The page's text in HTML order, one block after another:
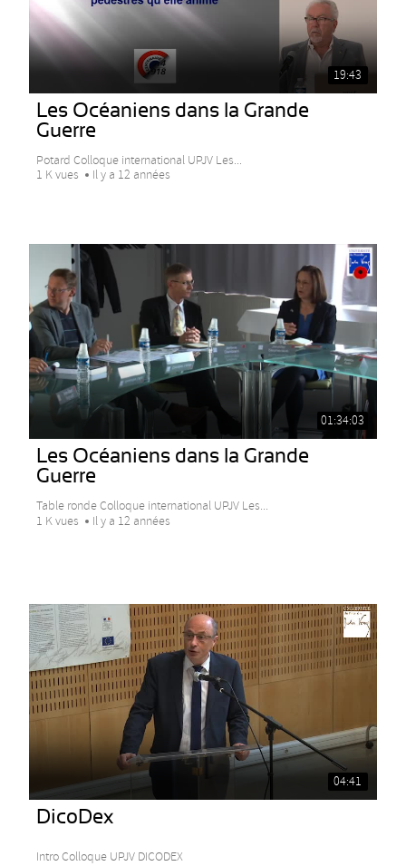
19:43
Les Océaniens dans la Grande
Guerre
Potard Colloque international UPJV Les...
1 K vues
Il y a 12 années
01:34:03
Les Océaniens dans la Grande
Guerre
Table ronde Colloque international UPJV Les...
1 K vues
Il y a 12 années
04:41
DicoDex
Intro Colloque UPJV DICODEX